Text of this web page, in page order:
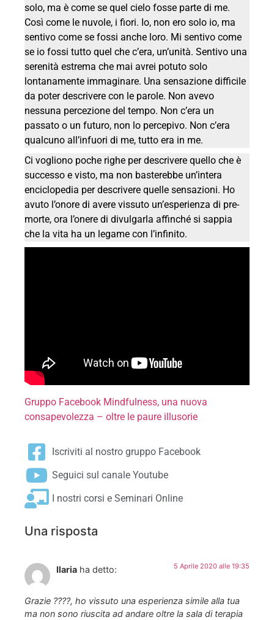
solo, ma è come se quel cielo fosse parte di me.
Così come le nuvole, i fiori. Io, non ero solo io, ma
sentivo come se fossi anche loro. Mi sentivo come
se io fossi tutto quel che c’era, un’unità. Sentivo una
serenità estrema che mai avrei potuto solo
lontanamente immaginare. Una sensazione difficile
da poter descrivere con le parole. Non avevo
nessuna percezione del tempo. Non c’era un
passato o un futuro, non lo percepivo. Non c’era
qualcuno all’infuori di me, tutto era in me.
Ci vogliono poche righe per descrivere quello che è
successo e visto, ma non basterebbe un’intera
enciclopedia per descrivere quelle sensazioni. Ho
avuto l’onore di avere vissuto un’esperienza di pre-
morte, ora l’onere di divulgarla affinché si sappia
che la vita ha un legame con l’infinito.
Gruppo Facebook Mindfulness, una nuova
consapevolezza – oltre le paure illusorie
Iscriviti al nostro gruppo Facebook
Seguici sul canale Youtube
I nostri corsi e Seminari Online
Una risposta
Ilaria ha detto: 5 Aprile 2020 alle 19:35
Grazie ????, ho vissuto una esperienza simile alla tua
ma non sono riuscita ad andare oltre la sala di terapia